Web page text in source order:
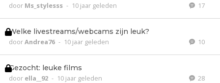
door Ms_stylesss - 10 jaar geleden 17
Welke livestreams/webcams zijn leuk?
doorAndrea76 - 10 jaar geleden 10
Gezocht: leuke films
door ella__92 - 10 jaar geleden 28